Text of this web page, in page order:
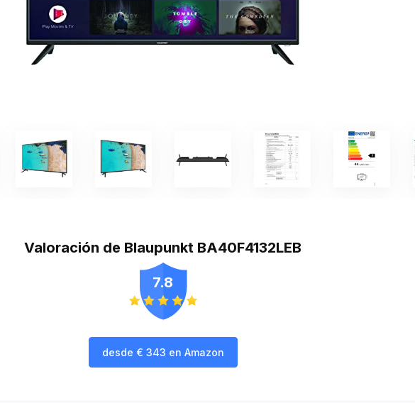
Valoración de Blaupunkt BA40F4132LEB
7.8
desde € 343 en Amazon